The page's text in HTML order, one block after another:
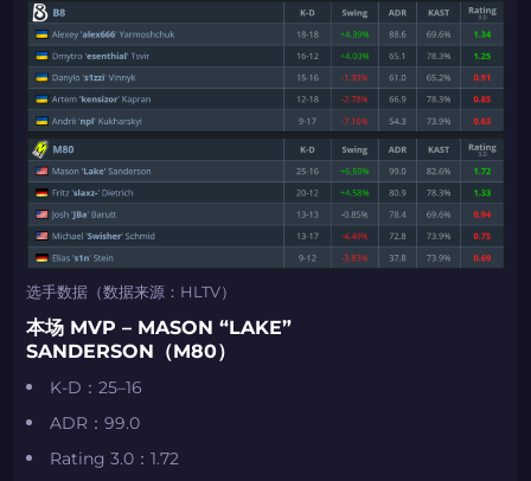
选手数据（数据来源：HLTV）
本场 MVP – MASON “LAKE”
SANDERSON（M80）
K-D：25–16
ADR：99.0
Rating 3.0：1.72